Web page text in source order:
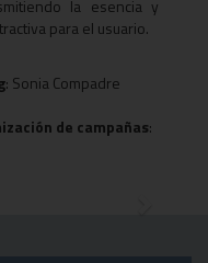
la esencia y
para el usuario.
: Sonia Compadre
de campañas: